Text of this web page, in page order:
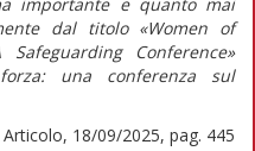
dal titolo «Women of
Conference»
una conferenza sul
Articolo, 18/09/2025, pag. 445